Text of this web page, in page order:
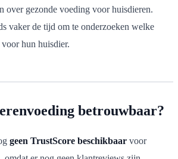
over gezonde voeding voor huisdieren.
vaker de tijd om te onderzoeken welke
hun huisdier.
betrouwbaar?
geen TrustScore beschikbaar voor